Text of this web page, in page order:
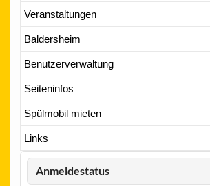
Veranstaltungen
Baldersheim
Benutzerverwaltung
Seiteninfos
Spülmobil mieten
Links
Anmeldestatus